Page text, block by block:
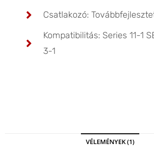
Csatlakozó:
Kompatibilitás: Series 11-1
3-1
VÉLEMÉNYEK (1)